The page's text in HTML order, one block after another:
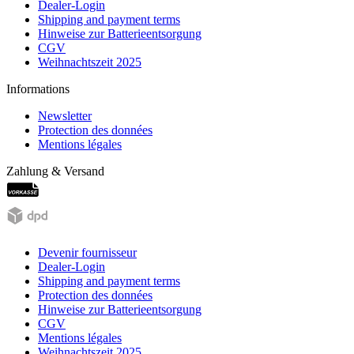
Dealer-Login
Shipping and payment terms
Hinweise zur Batterieentsorgung
CGV
Weihnachtszeit 2025
Informations
Newsletter
Protection des données
Mentions légales
Zahlung & Versand
Devenir fournisseur
Dealer-Login
Shipping and payment terms
Protection des données
Hinweise zur Batterieentsorgung
CGV
Mentions légales